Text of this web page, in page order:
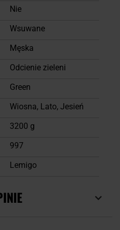
Nie
Wsuwane
Męska
Odcienie zieleni
Green
Wiosna, Lato, Jesień
3200 g
997
Lemigo